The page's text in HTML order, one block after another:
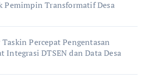
Pemimpin Transformatif Desa
Taskin Percepat Pengentasan
Integrasi DTSEN dan Data Desa